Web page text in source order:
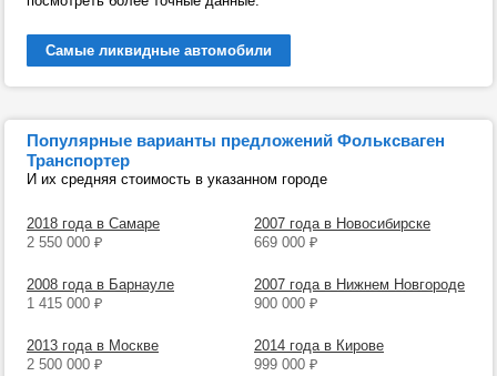
Самые ликвидные автомобили
Популярные варианты предложений Фольксваген
Транспортер
И их средняя стоимость в указанном городе
2018 года в Самаре
2 550 000 ₽
2007 года в Новосибирске
669 000 ₽
2008 года в Барнауле
1 415 000 ₽
2007 года в Нижнем Новгороде
900 000 ₽
2013 года в Москве
2 500 000 ₽
2014 года в Кирове
999 000 ₽